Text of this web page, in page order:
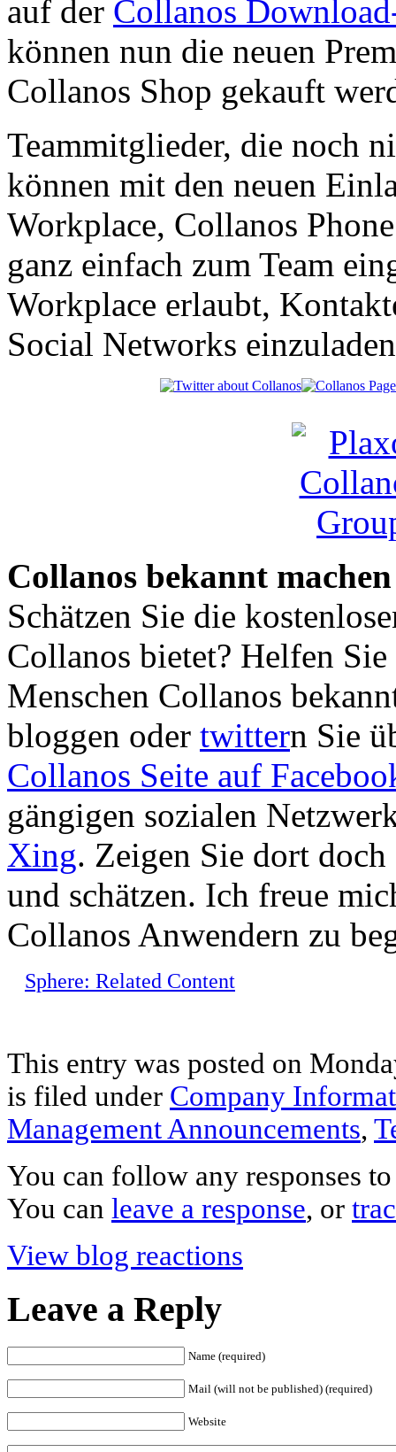
auf der Collanos
können nun die neuen
Collanos Shop gekauft
Teammitglieder, die noch
können mit den neuen
Workplace, Collanos
ganz einfach zum Team
Workplace erlaubt,
Social Networks
Collanos bekannt machen
Schätzen Sie die
Collanos bietet? Helfen
Menschen Collanos
bloggen oder twittern Sie
Collanos Seite auf
gängigen sozialen
Xing. Zeigen Sie dort
und schätzen. Ich freue
Collanos Anwendern zu
Sphere: Related Content
This entry was posted on
is filed under Company
Management Announcements,
You can follow any responses
You can leave a response, or
View blog reactions
Leave a Reply
Name (required)
Mail (will not be published) (required)
Website